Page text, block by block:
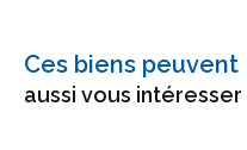
Ces biens peuvent
aussi vous intéresser